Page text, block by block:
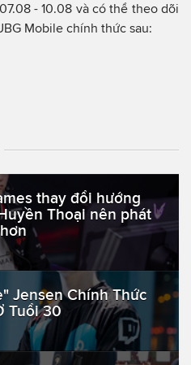
- 10.08 và có thể theo dõi
Mobile chính thức sau:
thay đổi hướng
Thoại nên phát
Jensen Chính Thức
Tuổi 30